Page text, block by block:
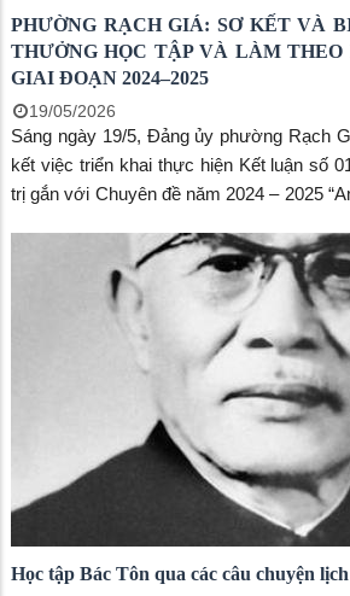
PHƯỜNG RẠCH GIÁ: SƠ KẾT VÀ
THƯỞNG HỌC TẬP VÀ LÀM THEO
GIAI ĐOẠN 2024–2025
19/05/2026
Sáng ngày 19/5, Đảng ủy phường Rạch
kết việc triển khai thực hiện Kết luận số
trị gắn với Chuyên đề năm 2024 – 2025
và “Cán bộ, đảng viên tiếp tục thực
gương; khắc phục tình trạng sợ trách
đồng thời biểu dương, khen thưởng các
học tập và làm theo Bác.
Học tập Bác Tôn qua các câu chuyện